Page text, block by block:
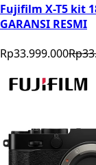
Fujifilm X-T5 kit
GARANSI RESMI
Rp33.999.000